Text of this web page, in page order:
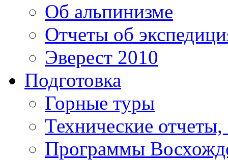
Об альпинизме
Отчеты об
Эверест 2010
Подготовка
Горные туры
Технические
Программы